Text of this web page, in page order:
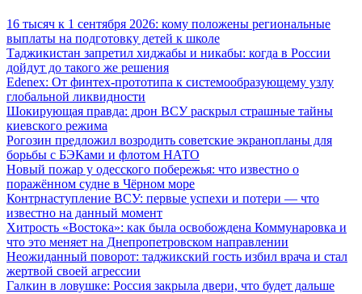
16 тысяч к 1 сентября 2026: кому положены региональные
выплаты на подготовку детей к школе
Таджикистан запретил хиджабы и никабы: когда в России
дойдут до такого же решения
Edenex: От финтех-прототипа к системообразующему узлу
глобальной ликвидности
Шокирующая правда: дрон ВСУ раскрыл страшные тайны
киевского режима
Рогозин предложил возродить советские экранопланы для
борьбы с БЭКами и флотом НАТО
Новый пожар у одесского побережья: что известно о
поражённом судне в Чёрном море
Контрнаступление ВСУ: первые успехи и потери — что
известно на данный момент
Хитрость «Востока»: как была освобождена Коммунаровка и
что это меняет на Днепропетровском направлении
Неожиданный поворот: таджикский гость избил врача и стал
жертвой своей агрессии
Галкин в ловушке: Россия закрыла двери, что будет дальше